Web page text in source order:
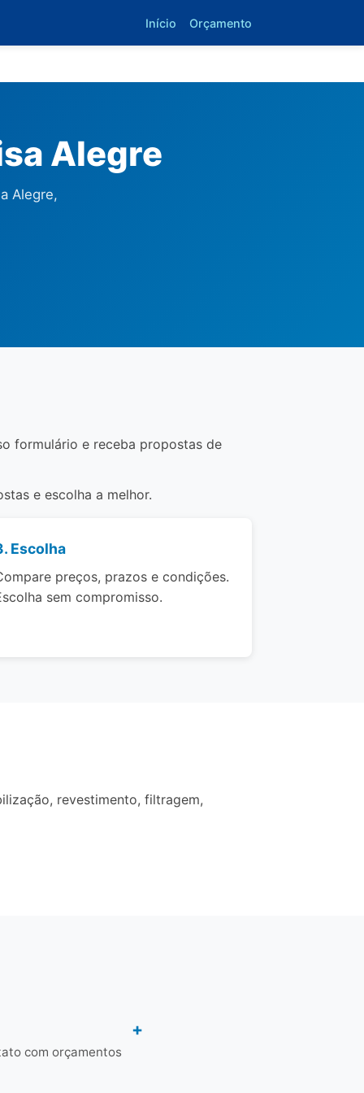
Início Orçamento
Alegre
Alegre,
formulário e receba propostas de
e escolha a melhor.
Escolha
preços, prazos e condições.
sem compromisso.
revestimento, filtragem,
com orçamentos